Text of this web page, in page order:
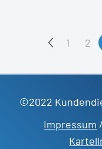
1 2
©2022
Impressum /